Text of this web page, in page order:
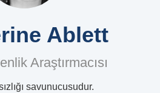
Ablett
Araştırmacısı
savunucusudur.